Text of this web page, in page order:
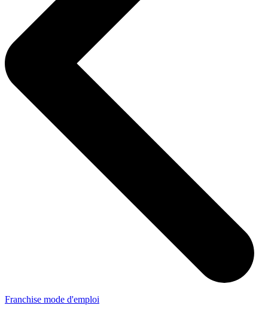
Franchise mode d'emploi